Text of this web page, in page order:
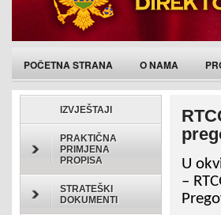
POČETNA STRANA O NAMA
IZVJEŠTAJI
PRAKTIČNA
PRIMJENA
PROPISA
STRATEŠKI
DOKUMENTI
U
–